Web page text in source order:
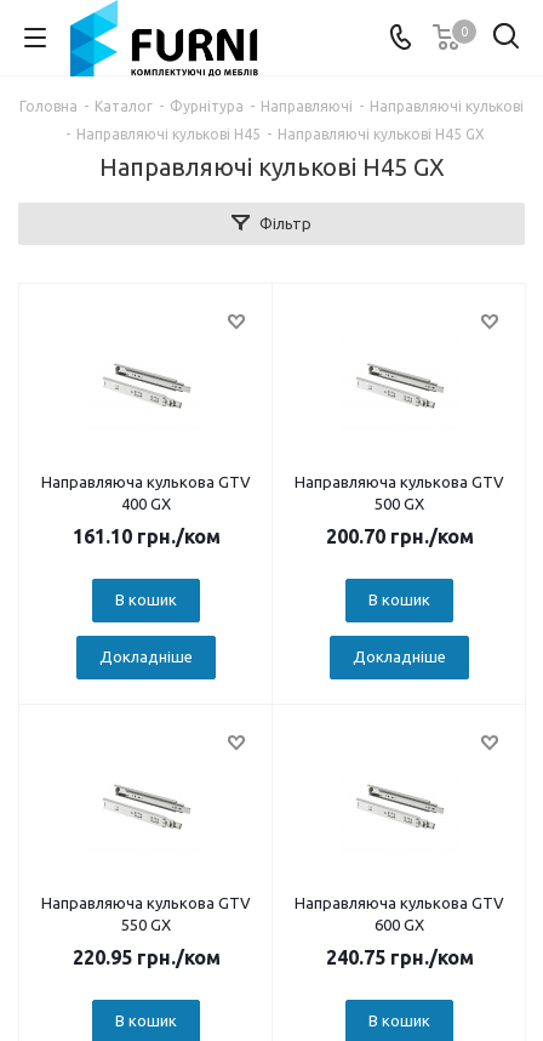
0
Головна - Каталог - Фурнітура - Направляючі - Направляючі кулькові
- Направляючі кулькові H45 - Направляючі кулькові H45 GX
Направляючі кулькові H45 GX
Фільтр
Направляюча кулькова GTV
400 GX
161.10грн./ком
В кошик
Докладніше
Направляюча кулькова GTV
500 GX
200.70грн./ком
В кошик
Докладніше
Направляюча кулькова GTV
550 GX
220.95грн./ком
В кошик
Направляюча кулькова GTV
600 GX
240.75грн./ком
В кошик